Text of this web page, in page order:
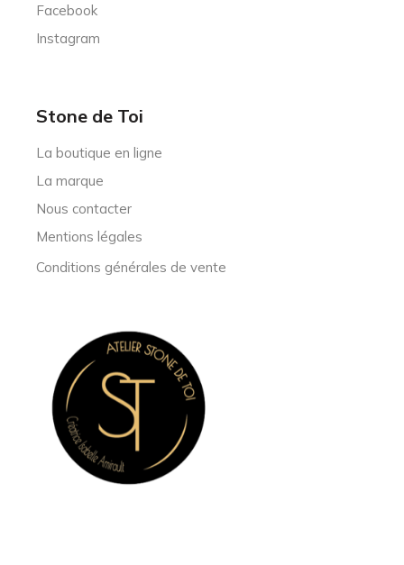
Facebook
Instagram
Stone de Toi
La boutique en ligne
La marque
Nous contacter
Mentions légales
Conditions générales de vente